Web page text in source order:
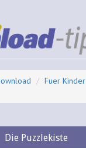
Fuer Kinder
Die Puzzlekiste